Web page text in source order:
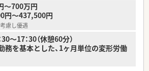
～700万円
円～437,500円
慮し優遇
～17：30（休憩60分）
務を基本とした、1ヶ月単位の変形労働